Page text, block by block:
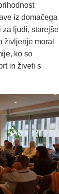
iz domačega
za ljudi, starejše
življenje moral
ko so
in živeti s